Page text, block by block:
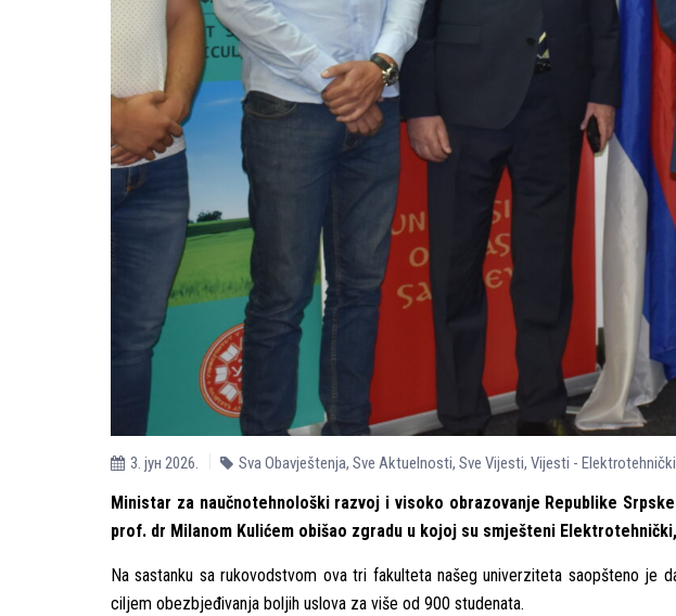
3. јун 2026. Sva Obavještenja, Sve Aktuelnosti, Sve Vijesti, Vijesti -
Ministar za naučnotehnološki razvoj i visoko obrazovanje Republike
prof. dr Milanom Kulićem obišao zgradu u kojoj su smješteni
Na sastanku sa rukovodstvom ova tri fakulteta našeg univerziteta saopšteno je
ciljem obezbjeđivanja boljih uslova za više od 900 studenata.